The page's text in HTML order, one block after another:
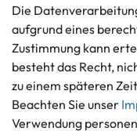
Informationen
Über uns
Häufig gestellte Fragen
Die
aufgrund eines
Zustimmung kann
besteht das Recht,
zu einem späteren
Beachten Sie unser
Verwendung